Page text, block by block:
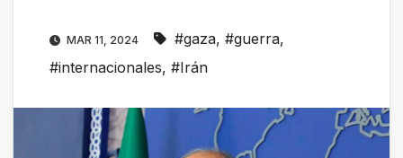
MAR 11, 2024 #gaza, #guerra,
#internacionales, #Irán